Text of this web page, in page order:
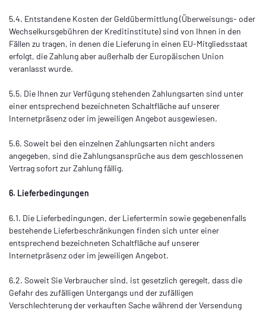
5.4. Entstandene Kosten der Geldübermittlung(Überweisungs- oder
Wechselkursgebühren der Kreditinstitute)sind von Ihnen in den
Fällen zu tragen, in denen die Lieferung in einen EU-Mitgliedsstaat
erfolgt, die Zahlung aber außerhalb der Europäischen Union
veranlasst wurde.
5.5. Die Ihnen zur Verfügung stehenden Zahlungsarten sind unter
einer entsprechend bezeichneten Schaltfläche auf unserer
Internetpräsenz oder im jeweiligen Angebot ausgewiesen.
5.6. Soweit bei den einzelnen Zahlungsarten nicht anders
angegeben, sind die Zahlungsansprüche aus dem geschlossenen
Vertrag sofort zur Zahlung fällig.
6. Lieferbedingungen
6.1. Die Lieferbedingungen, der Liefertermin sowie gegebenenfalls
bestehende Lieferbeschränkungen finden sich unter einer
entsprechend bezeichneten Schaltfläche auf unserer
Internetpräsenz oder im jeweiligen Angebot.
6.2. Soweit Sie Verbraucher sind, ist gesetzlich geregelt, dass die
Gefahr des zufälligen Untergangs und der zufälligen
Verschlechterung der verkauften Sache während der Versendung